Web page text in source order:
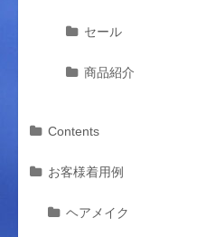
セール
商品紹介
Contents
お客様着用例
ヘアメイク